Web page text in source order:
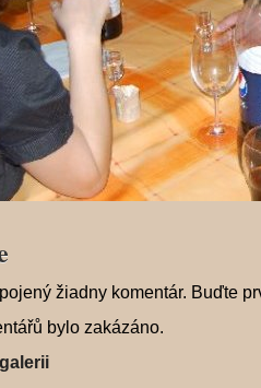
žiadny komentár. Buďte
bylo zakázáno.